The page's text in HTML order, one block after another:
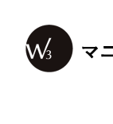
content